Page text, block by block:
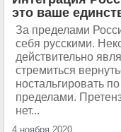
это ваше
За пределами
себя русскими.
действительно
стремиться
ностальгировать
пределами.
нет...
4 ноября 2020